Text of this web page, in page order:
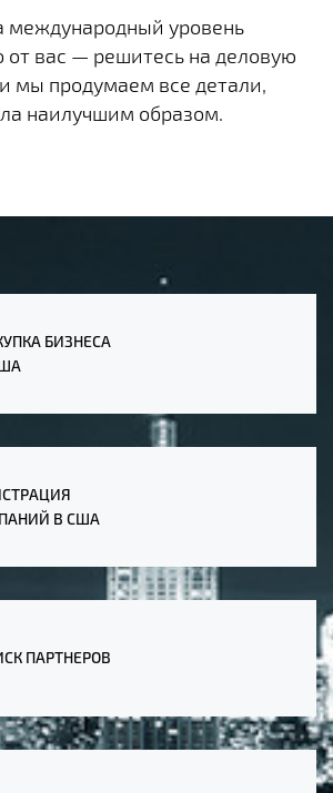
международный уровень
от вас — решитесь на деловую
мы продумаем все детали,
наилучшим образом.
БИЗНЕСА
В США
ПАРТНЕРОВ